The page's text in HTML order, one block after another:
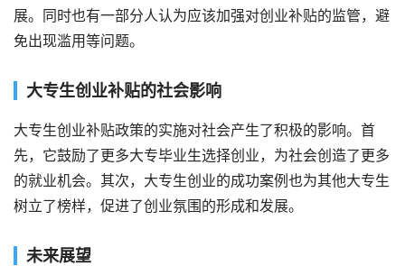
展。同时也有一部分人认为应该加强对创业补贴的监管，避
免出现滥用等问题。
大专生创业补贴的社会影响
大专生创业补贴政策的实施对社会产生了积极的影响。首
先，它鼓励了更多大专毕业生选择创业，为社会创造了更多
的就业机会。其次，大专生创业的成功案例也为其他大专生
树立了榜样，促进了创业氛围的形成和发展。
未来展望